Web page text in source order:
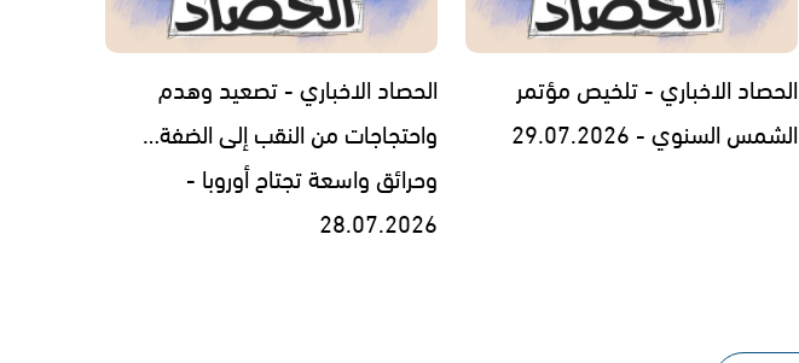
الحصاد الاخباري - تلخيص مؤتمر
الشمس السنوي - 29.07.2026
الحصاد الاخباري - تصعيد وهدم
واحتجاجات من النقب إلى الضفة…
وحرائق واسعة تجتاح أوروبا -
28.07.2026